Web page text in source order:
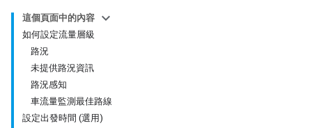
這個頁面中的內容
如何設定流量層級
路況
未提供路況資訊
路況感知
車流量監測最佳路線
設定出發時間 (選用)